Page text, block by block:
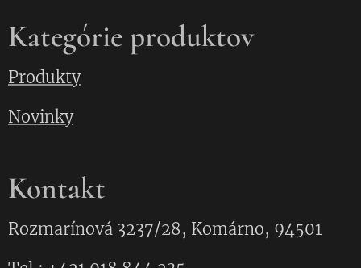
Kategórie produktov
Produkty
Novinky
Kontakt
Rozmarínová 3237/28, Komárno, 94501